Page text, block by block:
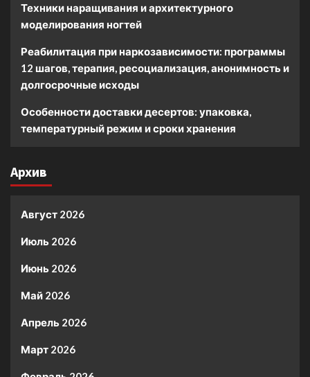
Техники наращивания и архитектурного
моделирования ногтей
Реабилитация при наркозависимости: программы
12 шагов, терапия, ресоциализация, анонимность и
долгосрочные исходы
Особенности доставки десертов: упаковка,
температурный режим и сроки хранения
Архив
Август 2026
Июль 2026
Июнь 2026
Май 2026
Апрель 2026
Март 2026